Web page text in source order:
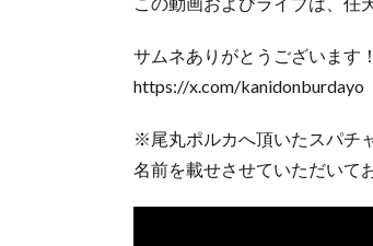
サムネありがとうございます！
https://x.com/kanidonburdayo
※尾丸ポルカへ頂いたスパチ
名前を載せさせていただいて